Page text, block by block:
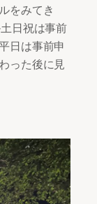
をみてき
日祝は事前
日は事前申
った後に見